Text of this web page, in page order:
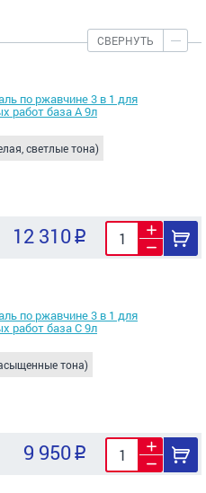
СВЕРНУТЬ
по ржавчине 3 в 1 для
работ база A 9л
светлые тона)
12 310
по ржавчине 3 в 1 для
работ база C 9л
тона)
9 950